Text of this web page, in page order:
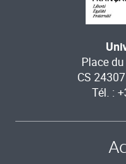
Place
CS
Tél. :